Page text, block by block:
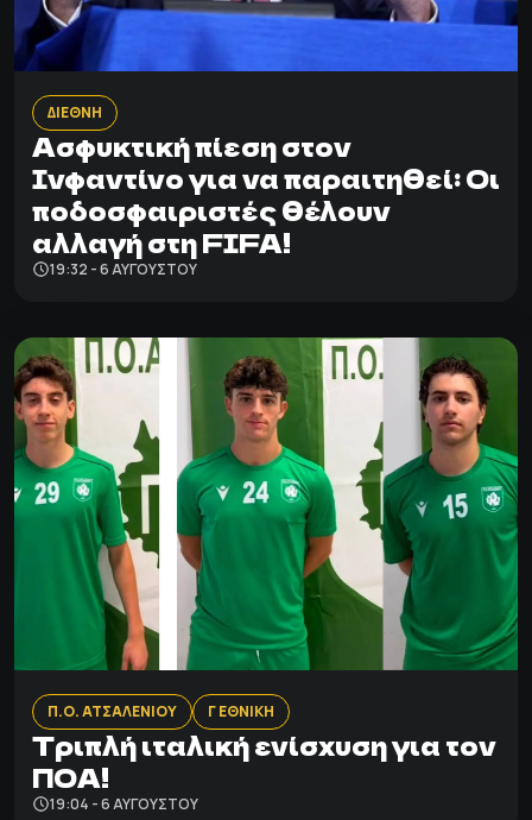
ΔΙΕΘΝΗ
Ασφυκτική πίεση στον
Ινφαντίνο για να παραιτηθεί: Οι
ποδοσφαιριστές θέλουν
αλλαγή στη FIFA!
19:32 - 6 ΑΥΓΟΎΣΤΟΥ
Π.Ο. ΑΤΣΑΛΕΝΙΟΥ Γ ΕΘΝΙΚΗ
Τριπλή ιταλική ενίσχυση για τον
ΠΟΑ!
19:04 - 6 ΑΥΓΟΎΣΤΟΥ